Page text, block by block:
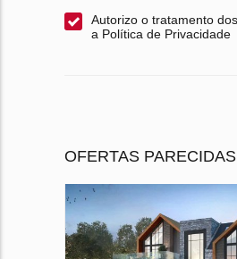
Autorizo o tratamento
a Política de Privacidade
OFERTAS PARECIDAS